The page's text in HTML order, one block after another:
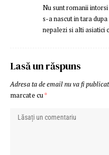
Nu sunt romanii
s-a nascut in tara
nepalezi si alti asiatici
Lasă un răspuns
Adresa ta de email nu va fi
marcate cu *